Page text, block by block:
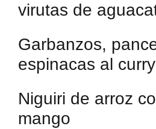
virutas de
Garbanzos,
espinacas al curry
Niguiri de arroz
mango